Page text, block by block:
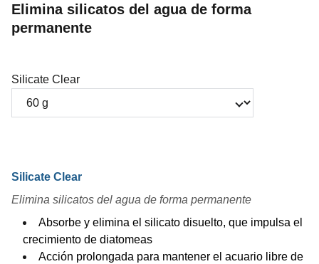
Elimina silicatos del agua de forma
permanente
Silicate Clear
Silicate Clear
Elimina silicatos del agua de forma permanente
Absorbe y elimina el silicato disuelto, que impulsa el
crecimiento de diatomeas
Acción prolongada para mantener el acuario libre de